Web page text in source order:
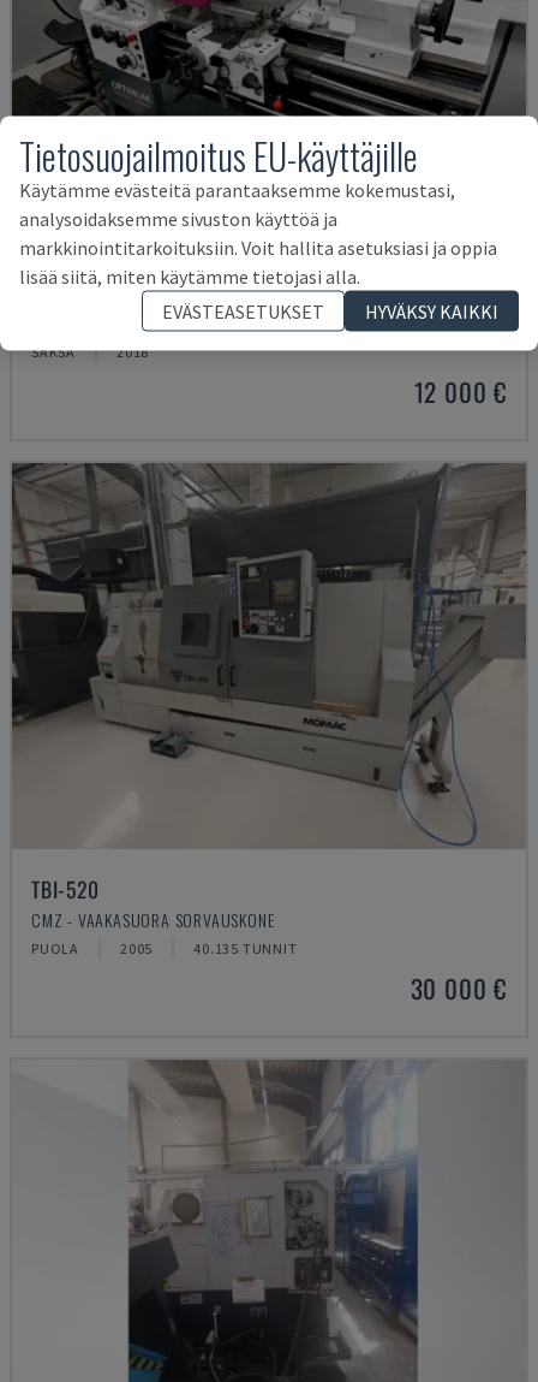
TH 4610
OPTIMUM - VAAKASUORA SORVAUSKONE
SAKSA 2018
12 000 €
TBI-520
CMZ - VAAKASUORA SORVAUSKONE
PUOLA 2005 40.135 TUNNIT
30 000 €
Tietosuojailmoitus EU-käyttäjille
Käytämme evästeitä parantaaksemme kokemustasi,
analysoidaksemme sivuston käyttöä ja
markkinointitarkoituksiin. Voit hallita asetuksiasi ja oppia
lisää siitä, miten käytämme tietojasi alla.
EVÄSTEASETUKSET
HYVÄKSY KAIKKI